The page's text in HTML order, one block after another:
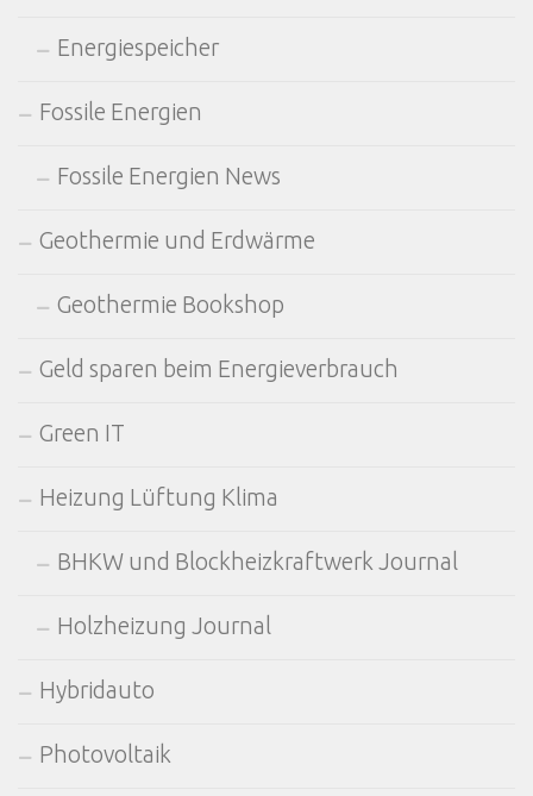
Energiespeicher
Fossile Energien
Fossile Energien News
Geothermie und Erdwärme
Geothermie Bookshop
Geld sparen beim Energieverbrauch
Green IT
Heizung Lüftung Klima
BHKW und Blockheizkraftwerk Journal
Holzheizung Journal
Hybridauto
Photovoltaik